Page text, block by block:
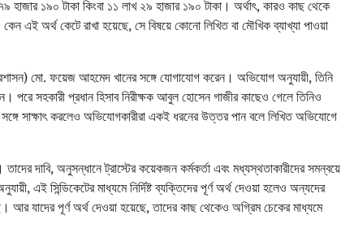
১৯০ টাকা কিংবা ১১ লাখ ২৯ হাজার ১৯০ টাকা। অর্থাৎ, কারও কাছ থেকে
এই অর্থ কেটে রাখা হয়েছে, সে বিষয়ে কোনো লিখিত বা মৌখিক ব্যাখ্যা পাওয়া
মো. ফয়েজ আহমেদ খানের সঙ্গে যোগাযোগ করেন। অভিযোগ অনুযায়ী, তিনি
পরে সহকারী প্রধান হিসাব নিরীক্ষক আবুল হোসেন গাজীর কাছেও গেলে তিনিও
সাক্ষাৎ করলেও অভিযোগকারীরা একই ধরনের উত্তর পান বলে লিখিত অভিযোগে
দাবি, অনুসন্ধানে ট্রাস্টের কয়েকজন কর্মকর্তা এবং মধ্যস্থতাকারীদের সমন্বয়ে
এই সিন্ডিকেটের মাধ্যমে নির্দিষ্ট ব্যক্তিদের পূর্ণ অর্থ দেওয়া হলেও অন্যদের
আর যাদের পূর্ণ অর্থ দেওয়া হয়েছে, তাদের কাছ থেকেও অগ্রিম চেকের মাধ্যমে